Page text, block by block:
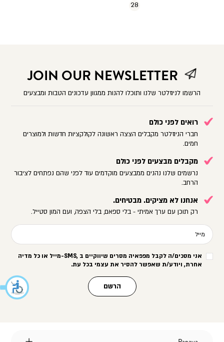
28
JOIN OUR NEWSLETTER
הרשמו לניוזלטר שלנו ותוכלו להנות ממגוון עדכונים הטבות ומבצעים
רואים לפני כולם
חברי הניוזלטר מקבלים הצצה ראשונה לקולקציות חדשות ולמוצרים
חמים.
מקבלים מבצעים לפני כולם
נרשמים שלנו נהנים ממבצעים מוקדמים עוד לפני שהם נפתחים לציבור
הרחב.
אנחנו לא מציקים. מבטיחים.
רק תוכן עם ערך אמיתי - בלי ספאם, בלי הצפה, ועם המון סטייל.
מייל
אני מסכים/ה לקבל מפפאיה מסרים שיווקיים ב -SMS,מייל או כל מדיה
אחרת, ויודע/ת שאפשר להסיר את עצמי בכל עת.
הרשם